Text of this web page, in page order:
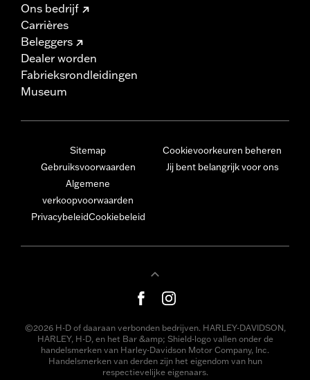
Ons bedrijf
Carrières
Beleggers
Dealer worden
Fabrieksrondleidingen
Museum
Sitemap
Gebruiksvoorwaarden
Algemene
verkoopvoorwaarden
PrivacybeleidCookiebeleid
Cookievoorkeuren beheren
Jij bent belangrijk voor ons
©2026 H-D of daaraan verbonden bedrijven. HARLEY-DAVIDSON,
HARLEY, H-D, en het Bar &amp; Shield-logo vallen onder de
handelsmerken van Harley-Davidson Motor Company, Inc.
Handelsmerken van derden zijn het eigendom van hun
respectievelijke eigenaars.